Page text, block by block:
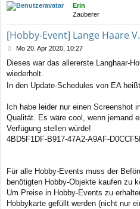
Erin
Zauberer
[Hobby-Event] Lange Haare
B
i
t
r
Mo 20. Apr 2020, 10:27
Dieses war das allererste Langhaar-
wiederholt.
In den Update-Schedules von EA
Ich habe leider nur einen Screenshot
Qualität. Es wäre cool, wenn jemand
Verfügung stellen würde!
4BD5F1DF-B917-47A2-A9AF-
Für alle Hobby-Events muss der
benötigten Hobby-Objekte kaufen zu
Um Preise in Hobby-Events zu
Hobbykarte gefüllt werden (nicht nur